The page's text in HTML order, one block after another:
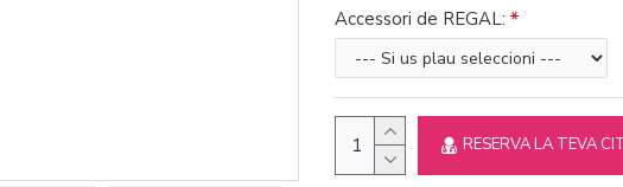
Accessori de REGAL:
RESERVA LA TEVA